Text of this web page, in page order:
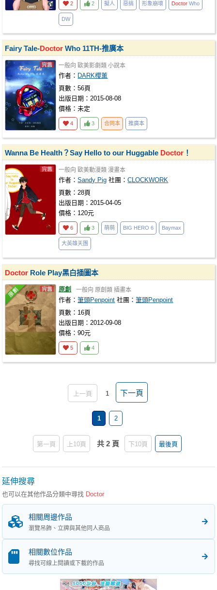
2 2 擬人 惡搞 形象崩壞 Doctor Who
DW
Fairy Tale-Doctor Who 11TH-推廣本
一般向 歐美影劇類 小說本
作者： DARK櫻薰
頁數：56頁
出版日期：2015-08-08
價格：未定
4 3 合同本 推廣本
Wanna Be Health？Say Hello to our Huggable Doctor ！
一般向 歐美動漫類 漫畫本
作者：Sandy Pig 社團：CLOCKWORK
頁數：28頁
出版日期：2015-04-05
價格：120元
6 3 萌萌 BIG HERO 6 Baymax
大英雄天團
Doctor Role Play黑白插圖本
原創 一般向 原創類 插畫本
作者：筆頭Penpoint 社團：筆頭Penpoint
頁數：16頁
出版日期：2012-09-08
價格：90元
5 4
上一頁 1 下一頁
1 2
第一頁 上10頁 共 2 頁 下10頁 最後頁
延伸搜尋
也可以在其他作品分類中尋找 Doctor
相關周邊作品
瀏覽吊飾、立牌與其他同人商品
相關數位作品
尋找可線上閱讀或下載的作品